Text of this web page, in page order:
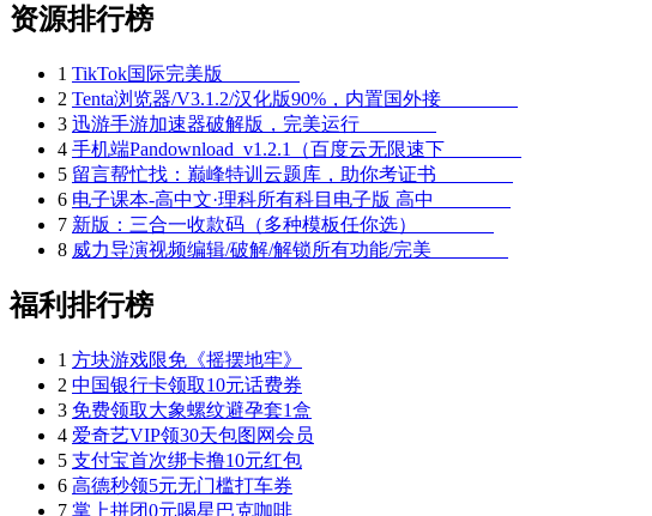
资源排行榜
1 TikTok国际完美版
2 Tenta浏览器/V3.1.2/汉化版90%，内置国外接
3 迅游手游加速器破解版，完美运行
4 手机端Pandownload_v1.2.1（百度云无限速下
5 留言帮忙找：巅峰特训云题库，助你考证书
6 电子课本-高中文·理科所有科目电子版 高中
7 新版：三合一收款码（多种模板任你选）
8 威力导演视频编辑/破解/解锁所有功能/完美
福利排行榜
1 方块游戏限免《摇摆地牢》
2 中国银行卡领取10元话费券
3 免费领取大象螺纹避孕套1盒
4 爱奇艺VIP领30天包图网会员
5 支付宝首次绑卡撸10元红包
6 高德秒领5元无门槛打车券
7 掌上拼团0元喝星巴克咖啡